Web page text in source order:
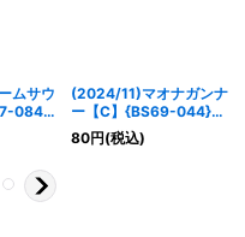
ムサウ
084}
(2024/11)マオナガンナ
ー【C】{BS69-044}
《白》
80円(税込)